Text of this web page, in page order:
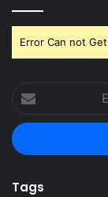
Error Can not
Enter
your
Email
address
Tags